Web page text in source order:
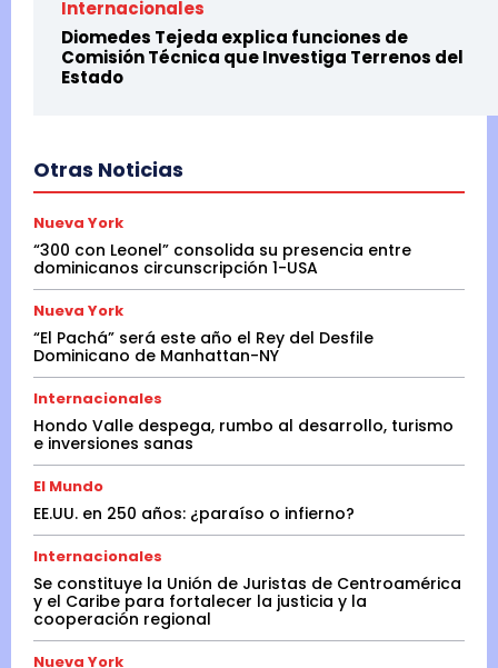
Internacionales
Diomedes Tejeda explica funciones de
Comisión Técnica que Investiga Terrenos del
Estado
Otras Noticias
Nueva York
“300 con Leonel” consolida su presencia entre
dominicanos circunscripción 1-USA
Nueva York
“El Pachá” será este año el Rey del Desfile
Dominicano de Manhattan-NY
Internacionales
Hondo Valle despega, rumbo al desarrollo, turismo
e inversiones sanas
El Mundo
EE.UU. en 250 años: ¿paraíso o infierno?
Internacionales
Se constituye la Unión de Juristas de Centroamérica
y el Caribe para fortalecer la justicia y la
cooperación regional
Nueva York